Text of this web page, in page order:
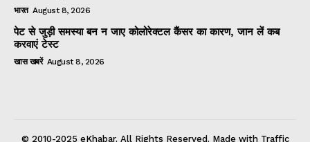
भारत August 8, 2026
पेट से जुड़ी समस्या बन न जाए कोलोरेक्टल कैंसर का कारण, जान लें कब
करवाएं टेस्ट
खास खबरें August 8, 2026
© 2010-2025 eKhabar. All Rights Reserved. Made with Traffic